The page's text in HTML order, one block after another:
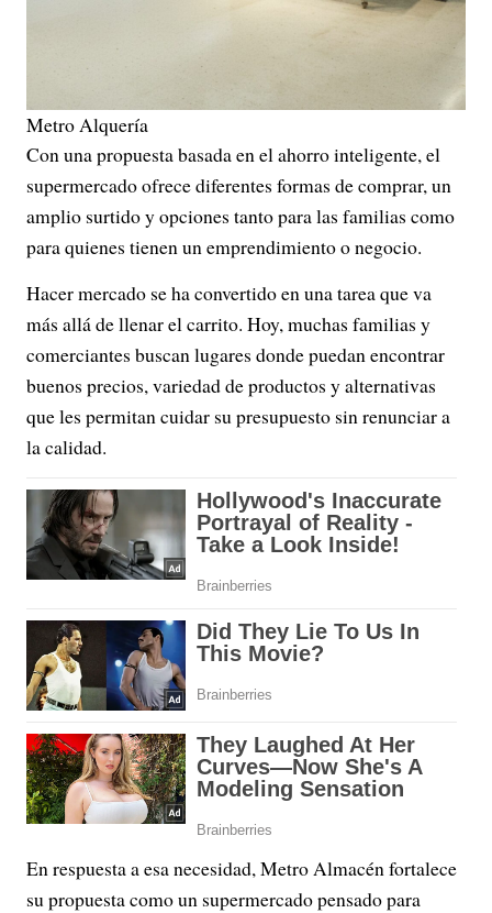
Metro Alquería
Con una propuesta basada en el ahorro inteligente, el
supermercado ofrece diferentes formas de comprar, un
amplio surtido y opciones tanto para las familias como
para quienes tienen un emprendimiento o negocio.
Hacer mercado se ha convertido en una tarea que va
más allá de llenar el carrito. Hoy, muchas familias y
comerciantes buscan lugares donde puedan encontrar
buenos precios, variedad de productos y alternativas
que les permitan cuidar su presupuesto sin renunciar a
la calidad.
En respuesta a esa necesidad, Metro Almacén fortalece
su propuesta como un supermercado pensado para